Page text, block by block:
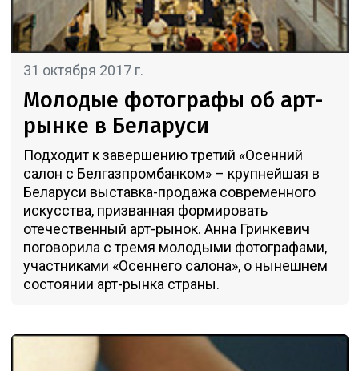
31 октября 2017 г.
Молодые фотографы об арт-
рынке в Беларуси
Подходит к завершению третий «Осенний
салон с Белгазпромбанком» – крупнейшая в
Беларуси выставка-продажа современного
искусства, призванная формировать
отечественный арт-рынок. Анна Гринкевич
поговорила с тремя молодыми фотографами,
участниками «Осеннего салона», о нынешнем
состоянии арт-рынка страны.